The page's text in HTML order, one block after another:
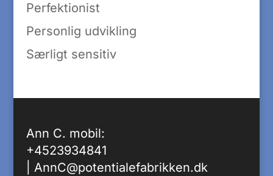
Perfektionist
Personlig udvikling
Særligt sensitiv
Ann C. mobil:
+4523934841
AnnC@potentialefabrikken.dk